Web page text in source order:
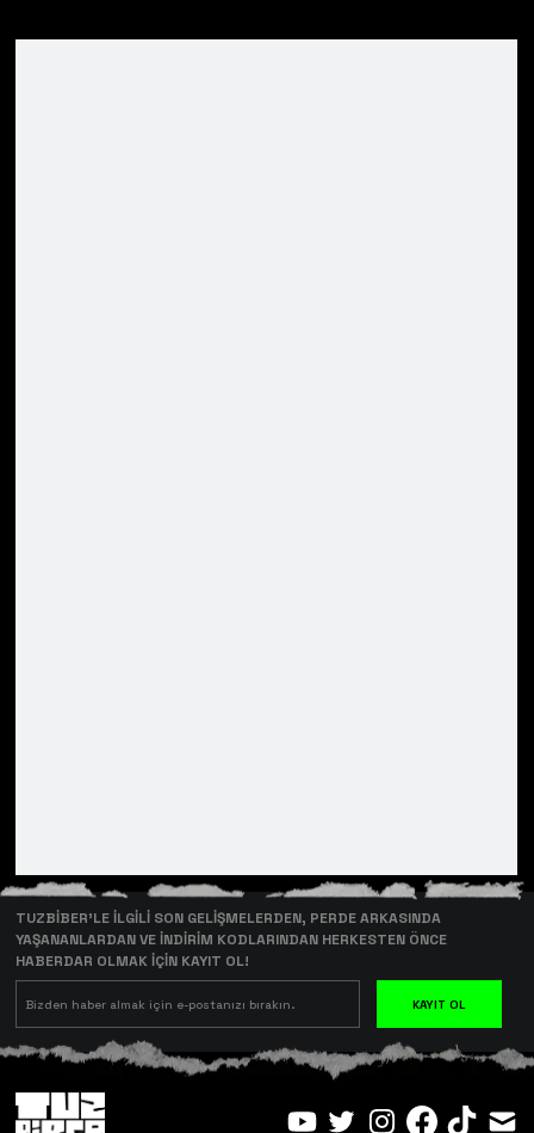
TUZBİBER’LE İLGİLİ SON GELİŞMELERDEN, PERDE ARKASINDA
YAŞANANLARDAN VE İNDİRİM KODLARINDAN HERKESTEN ÖNCE
HABERDAR OLMAK İÇİN KAYIT OL!
KAYIT OL